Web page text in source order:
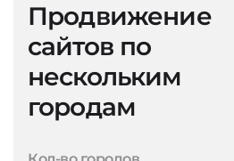
Продвижение
сайтов по
нескольким
городам